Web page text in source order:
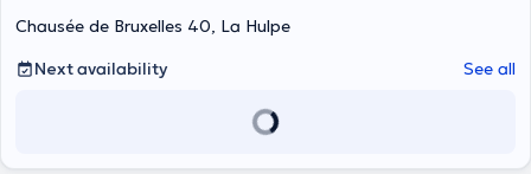
Chausée de Bruxelles 40, La Hulpe
Next availability
See all